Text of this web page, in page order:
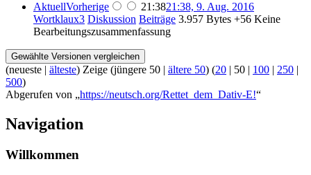
AktuellVorherige 21:3821:38, 9. Aug. 2016
Wortklaux3 Diskussion Beiträge 3.957 Bytes +56 Keine
Bearbeitungszusammenfassung
(neueste älteste) Zeige (jüngere 50 ältere 50) (20 50 100 250
500)
Abgerufen von „https://neutsch.org/Rettet_dem_Dativ-E!“
Navigation
Willkommen